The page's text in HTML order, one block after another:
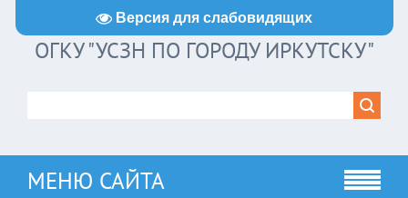
Версия для слабовидящих
ОГКУ "УСЗН ПО ГОРОДУ ИРКУТСКУ"
МЕНЮ САЙТА